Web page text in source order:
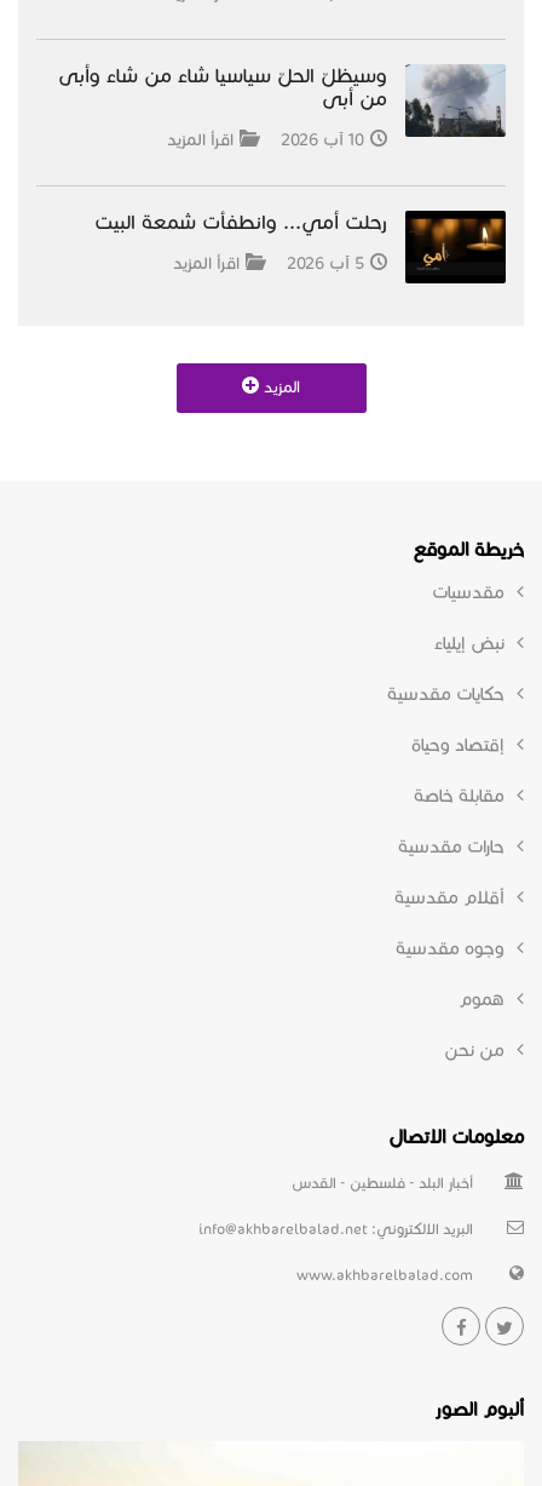
وسيظلّ الحلّ سياسيا شاء من شاء وأبى
من أبى
10 آب 2026 اقرأ المزيد
رحلت أمي... وانطفأت شمعة البيت
5 آب 2026 اقرأ المزيد
المزيد
خريطة الموقع
مقدسيات
نبض إيلياء
حكايات مقدسية
إقتصاد وحياة
مقابلة خاصة
حارات مقدسية
أقلام مقدسية
وجوه مقدسية
هموم
من نحن
معلومات الاتصال
أخبار البلد - فلسطين - القدس
البريد الالكتروني: info@akhbarelbalad.net
www.akhbarelbalad.com
ألبوم الصور